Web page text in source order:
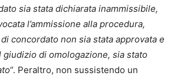
sia stata dichiarata inammissibile,
l’ammissione alla procedura,
concordato non sia stata approvata e
giudizio di omologazione, sia stato
“. Peraltro, non sussistendo un